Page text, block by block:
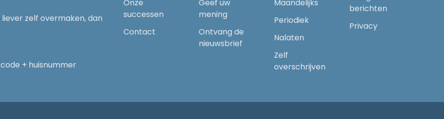
liever zelf overmaken, dan
+ huisnummer
Onze
successen
Contact
Geef uw
mening
Ontvang de
nieuwsbrief
Maandelijks
Periodiek
Nalaten
Zelf
overschrijven
berichten
Privacy